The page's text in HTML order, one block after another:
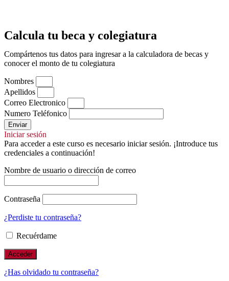
Calcula tu beca y colegiatura
Compártenos tus datos para ingresar a la calculadora de becas y
conocer el monto de tu colegiatura
Nombres
Apellidos
Correo Electronico
Numero Teléfonico
Enviar
Iniciar sesión
Para acceder a este curso es necesario iniciar sesión. ¡Introduce tus
credenciales a continuación!
Nombre de usuario o dirección de correo
Contraseña
¿Perdiste tu contraseña?
Recuérdame
¿Has olvidado tu contraseña?